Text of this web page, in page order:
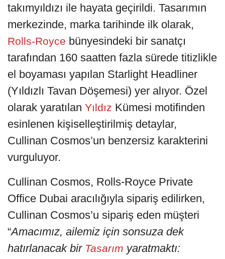
takımyıldızı ile hayata geçirildi. Tasarımın
merkezinde, marka tarihinde ilk olarak,
Rolls-Royce bünyesindeki bir sanatçı
tarafından 160 saatten fazla sürede titizlikle
el boyaması yapılan Starlight Headliner
(Yıldızlı Tavan Döşemesi) yer alıyor. Özel
olarak yaratılan Yıldız Kümesi motifinden
esinlenen kişiselleştirilmiş detaylar,
Cullinan Cosmos’un benzersiz karakterini
vurguluyor.
Cullinan Cosmos, Rolls-Royce Private
Office Dubai aracılığıyla sipariş edilirken,
Cullinan Cosmos’u sipariş eden müşteri
“Amacımız, ailemiz için sonsuza dek
hatırlanacak birTasarım yaratmaktı: